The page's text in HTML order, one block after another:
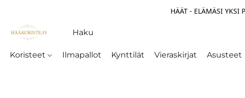
HÄÄT - ELÄMÄSI YKSI
Koristeet Ilmapallot Kynttilät Vieraskirjat Asusteet